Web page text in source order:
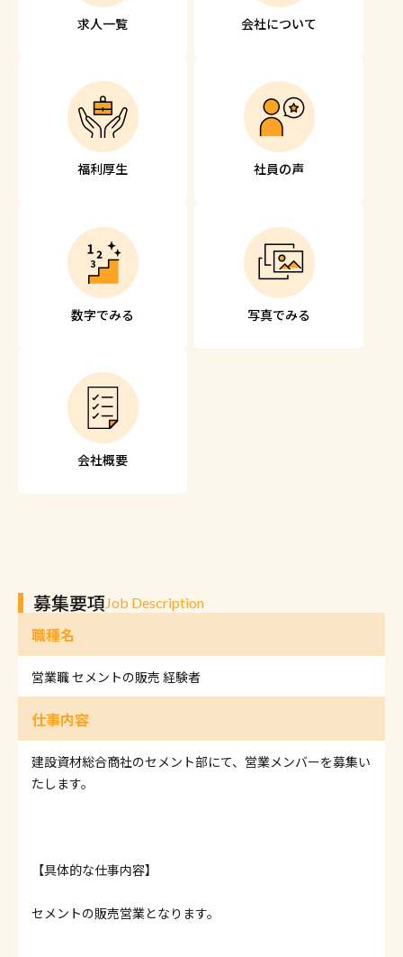
求人一覧 会社について
福利厚生 社員の声
数字でみる 写真でみる
会社概要
募集要項Job Description
職種名
営業職 セメントの販売 経験者
仕事内容
建設資材総合商社のセメント部にて、営業メンバーを募集い
たします。
【具体的な仕事内容】
セメントの販売営業となります。